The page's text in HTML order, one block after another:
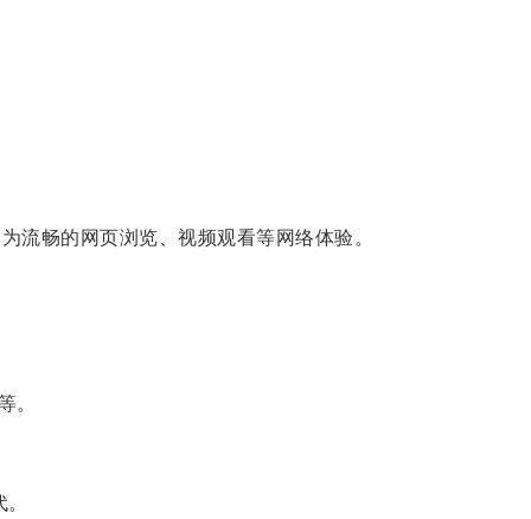
畅的网页浏览、视频观看等网络体验。
。